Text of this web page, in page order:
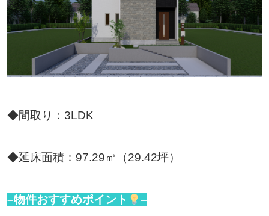
◆間取り：3LDK
◆延床面積：97.29㎡（29.42坪）
–物件おすすめポイント –